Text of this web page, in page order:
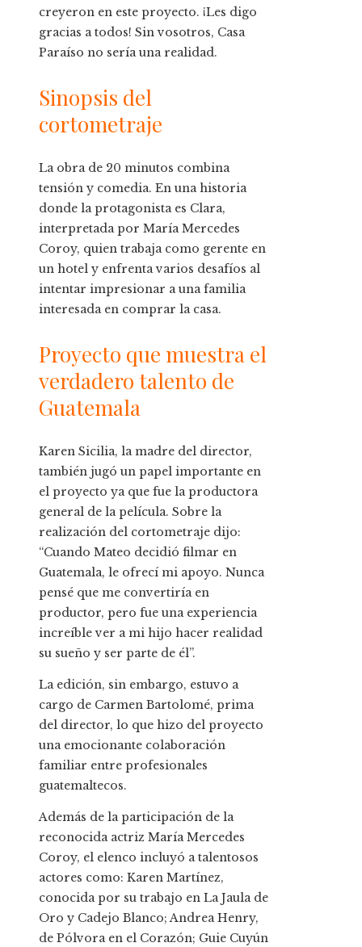
creyeron en este proyecto. ¡Les digo
gracias a todos! Sin vosotros, Casa
Paraíso no sería una realidad.
Sinopsis del
cortometraje
La obra de 20 minutos combina
tensión y comedia. En una historia
donde la protagonista es Clara,
interpretada por María Mercedes
Coroy, quien trabaja como gerente en
un hotel y enfrenta varios desafíos al
intentar impresionar a una familia
interesada en comprar la casa.
Proyecto que muestra el
verdadero talento de
Guatemala
Karen Sicilia, la madre del director,
también jugó un papel importante en
el proyecto ya que fue la productora
general de la película. Sobre la
realización del cortometraje dijo:
“Cuando Mateo decidió filmar en
Guatemala, le ofrecí mi apoyo. Nunca
pensé que me convertiría en
productor, pero fue una experiencia
increíble ver a mi hijo hacer realidad
su sueño y ser parte de él”.
La edición, sin embargo, estuvo a
cargo de Carmen Bartolomé, prima
del director, lo que hizo del proyecto
una emocionante colaboración
familiar entre profesionales
guatemaltecos.
Además de la participación de la
reconocida actriz María Mercedes
Coroy, el elenco incluyó a talentosos
actores como: Karen Martínez,
conocida por su trabajo en La Jaula de
Oro y Cadejo Blanco; Andrea Henry,
de Pólvora en el Corazón; Guie Cuyún